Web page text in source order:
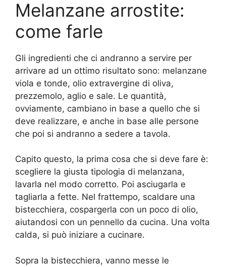
Melanzane arrostite:
come farle
Gli ingredienti che ci andranno a servire per
arrivare ad un ottimo risultato sono: melanzane
viola e tonde, olio extravergine di oliva,
prezzemolo, aglio e sale. Le quantità,
ovviamente, cambiano in base a quello che si
deve realizzare, e anche in base alle persone
che poi si andranno a sedere a tavola.
Capito questo, la prima cosa che si deve fare è:
scegliere la giusta tipologia di melanzana,
lavarla nel modo corretto. Poi asciugarla e
tagliarla a fette. Nel frattempo, scaldare una
bistecchiera, cospargerla con un poco di olio,
aiutandosi con un pennello da cucina. Una volta
calda, si può iniziare a cucinare.
Sopra la bistecchiera, vanno messe le